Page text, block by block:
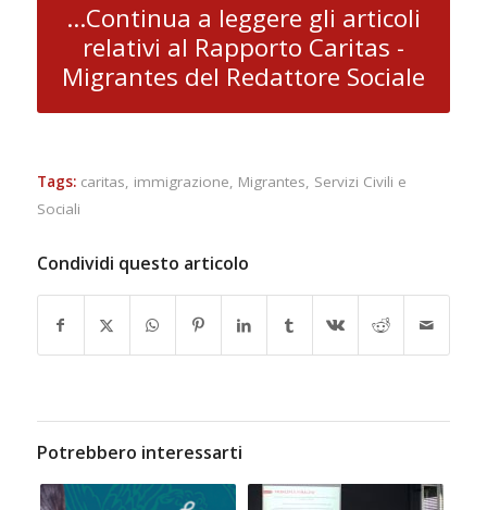
...Continua a leggere gli articoli
relativi al Rapporto Caritas -
Migrantes del Redattore Sociale
Tags: caritas, immigrazione, Migrantes, Servizi Civili e
Sociali
Condividi questo articolo
Potrebbero interessarti